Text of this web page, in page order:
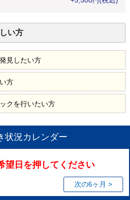
い方
見したい方
方
クを行いたい方
状況カレンダー
望日を押してください
次の6ヶ月 >